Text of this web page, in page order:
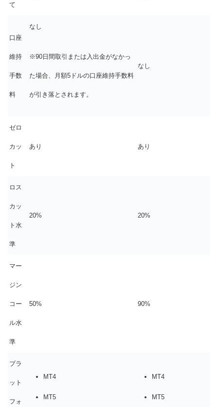
て
口座
維持
手数
料
なし
※90日間取引または入出金がなかっ
た場合、月額5ドルの口座維持手数料
が引き落とされます。
なし
ゼロ
カッ
ト
あり あり
ロス
カッ
ト水
準
20% 20%
マー
ジン
コー
ル水
準
50% 90%
プラ
ット
フォ
MT4
MT5
MT4
MT5